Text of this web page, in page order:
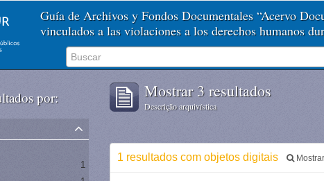
Guía de Archivos y Fondos Documentales “Acervo
vinculados a las violaciones a los derechos humanos
por:
1
Mostrar 3 resultados
Descrição arquivística
1 resultados com objetos digitais